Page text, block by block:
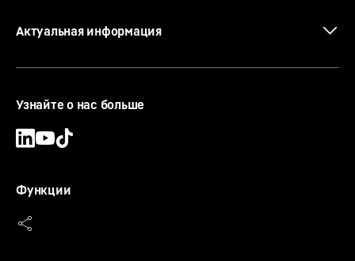
Актуальная информация
Узнайте о нас больше
Функции